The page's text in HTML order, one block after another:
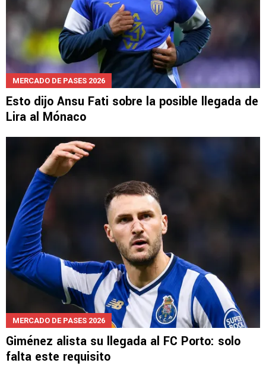
MERCADO DE PASES 2026
Esto dijo Ansu Fati sobre la posible llegada de
Lira al Mónaco
MERCADO DE PASES 2026
Giménez alista su llegada al FC Porto: solo
falta este requisito